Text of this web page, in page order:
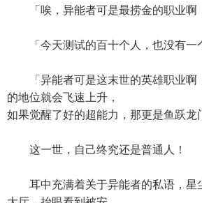
「唉，异能者可是最捞金的职业啊
「今天测试的百十个人，也没有一
「异能者可是这末世的英雄职业啊
的地位就会飞速上升，
如果觉醒了好的超能力，那更是鱼跃龙
这一世，自己终究还是普通人！
耳中充满着关于异能者的私语，星